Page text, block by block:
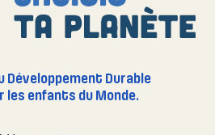
Développement Durable
les enfants du Monde.